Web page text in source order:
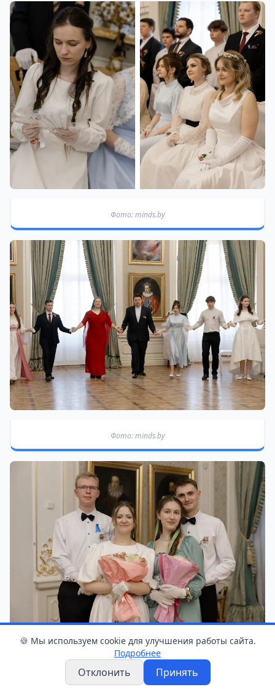
Фото: minds.by
Фото: minds.by
Фото: minds.by
🍪 Мы используем cookie для улучшения работы сайта.
Подробнее
Отклонить Принять